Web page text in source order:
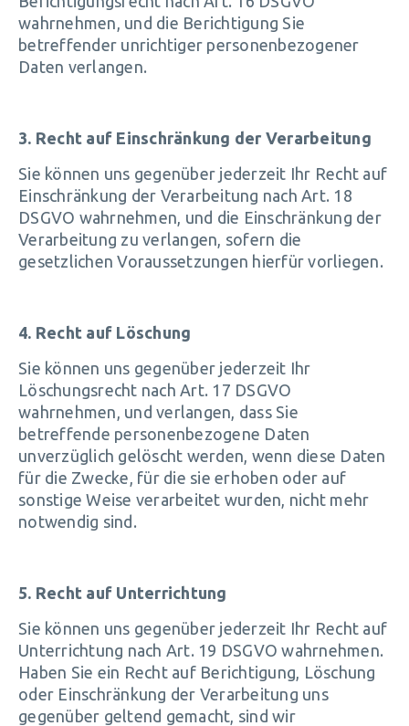
wahrnehmen, und die Berichtigung Sie
betreffender unrichtiger personenbezogener
Daten verlangen.
3. Recht auf Einschränkung der Verarbeitung
Sie können uns gegenüber jederzeit Ihr Recht auf
Einschränkung der Verarbeitung nach Art. 18
DSGVO wahrnehmen, und die Einschränkung der
Verarbeitung zu verlangen, sofern die
gesetzlichen Voraussetzungen hierfür vorliegen.
4. Recht auf Löschung
Sie können uns gegenüber jederzeit Ihr
Löschungsrecht nach Art. 17 DSGVO
wahrnehmen, und verlangen, dass Sie
betreffende personenbezogene Daten
unverzüglich gelöscht werden, wenn diese Daten
für die Zwecke, für die sie erhoben oder auf
sonstige Weise verarbeitet wurden, nicht mehr
notwendig sind.
5. Recht auf Unterrichtung
Sie können uns gegenüber jederzeit Ihr Recht auf
Unterrichtung nach Art. 19 DSGVO wahrnehmen.
Haben Sie ein Recht auf Berichtigung, Löschung
oder Einschränkung der Verarbeitung uns
gegenüber geltend gemacht, sind wir